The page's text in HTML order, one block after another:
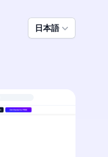
日本語